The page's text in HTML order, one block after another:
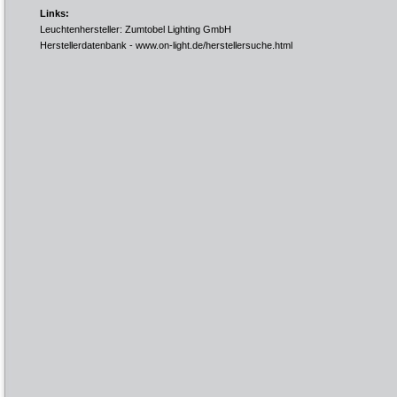
Links:
Leuchtenhersteller: Zumtobel Lighting GmbH
Herstellerdatenbank - www.on-light.de/herstellersuche.html